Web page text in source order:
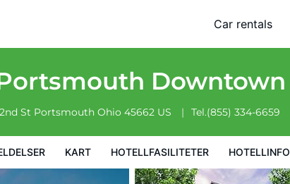
Car rentals
Downtown
2nd St Portsmouth Ohio 45662 US Tel.(855) 334-6659
KART HOTELLFASILITETER